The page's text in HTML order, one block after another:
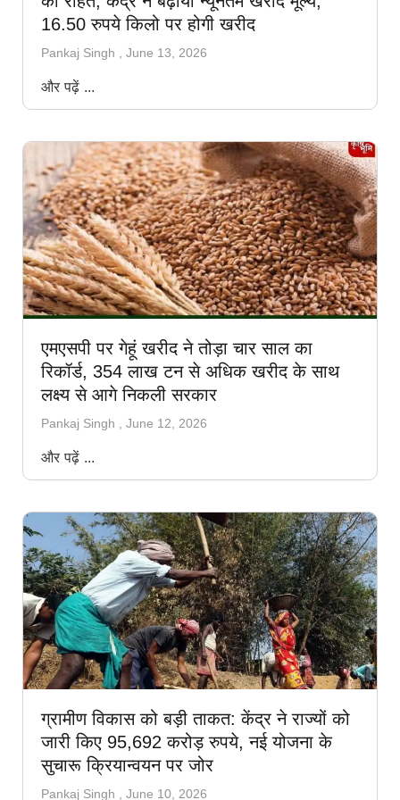
16.50 रुपये किलो पर होगी खरीद
Pankaj Singh June 13, 2026
और पढ़ें ...
एमएसपी पर गेहूं खरीद ने तोड़ा चार साल का
रिकॉर्ड, 354 लाख टन से अधिक खरीद के साथ
लक्ष्य से आगे निकली सरकार
Pankaj Singh June 12, 2026
और पढ़ें ...
ग्रामीण विकास को बड़ी ताकत: केंद्र ने राज्यों को
जारी किए 95,692 करोड़ रुपये, नई योजना के
सुचारू क्रियान्वयन पर जोर
Pankaj Singh June 10, 2026